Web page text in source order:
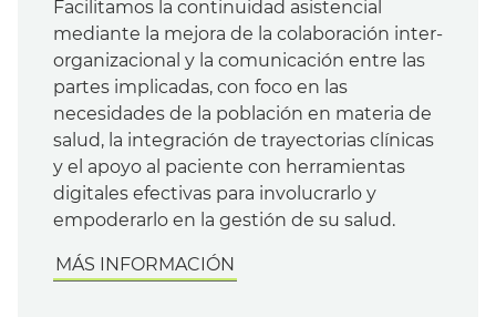
Facilitamos la continuidad asistencial
mediante la mejora de la colaboración inter-
organizacional y la comunicación entre las
partes implicadas, con foco en las
necesidades de la población en materia de
salud, la integración de trayectorias clínicas
y el apoyo al paciente con herramientas
digitales efectivas para involucrarlo y
empoderarlo en la gestión de su salud.
MÁS INFORMACIÓN